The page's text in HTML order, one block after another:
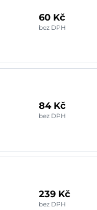
60 Kč
bez DPH
84 Kč
bez DPH
239 Kč
bez DPH